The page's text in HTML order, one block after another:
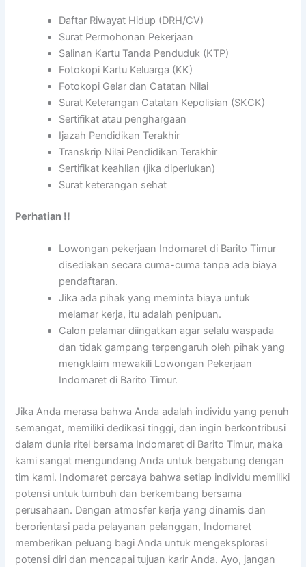
Daftar Riwayat Hidup (DRH/CV)
Surat Permohonan Pekerjaan
Salinan Kartu Tanda Penduduk (KTP)
Fotokopi Kartu Keluarga (KK)
Fotokopi Gelar dan Catatan Nilai
Surat Keterangan Catatan Kepolisian (SKCK)
Sertifikat atau penghargaan
Ijazah Pendidikan Terakhir
Transkrip Nilai Pendidikan Terakhir
Sertifikat keahlian (jika diperlukan)
Surat keterangan sehat
Perhatian !!
Lowongan pekerjaan Indomaret di Barito Timur
disediakan secara cuma-cuma tanpa ada biaya
pendaftaran.
Jika ada pihak yang meminta biaya untuk
melamar kerja, itu adalah penipuan.
Calon pelamar diingatkan agar selalu waspada
dan tidak gampang terpengaruh oleh pihak yang
mengklaim mewakili Lowongan Pekerjaan
Indomaret di Barito Timur.
Jika Anda merasa bahwa Anda adalah individu yang penuh
semangat, memiliki dedikasi tinggi, dan ingin berkontribusi
dalam dunia ritel bersama Indomaret di Barito Timur, maka
kami sangat mengundang Anda untuk bergabung dengan
tim kami. Indomaret percaya bahwa setiap individu memiliki
potensi untuk tumbuh dan berkembang bersama
perusahaan. Dengan atmosfer kerja yang dinamis dan
berorientasi pada pelayanan pelanggan, Indomaret
memberikan peluang bagi Anda untuk mengeksplorasi
potensi diri dan mencapai tujuan karir Anda. Ayo, jangan